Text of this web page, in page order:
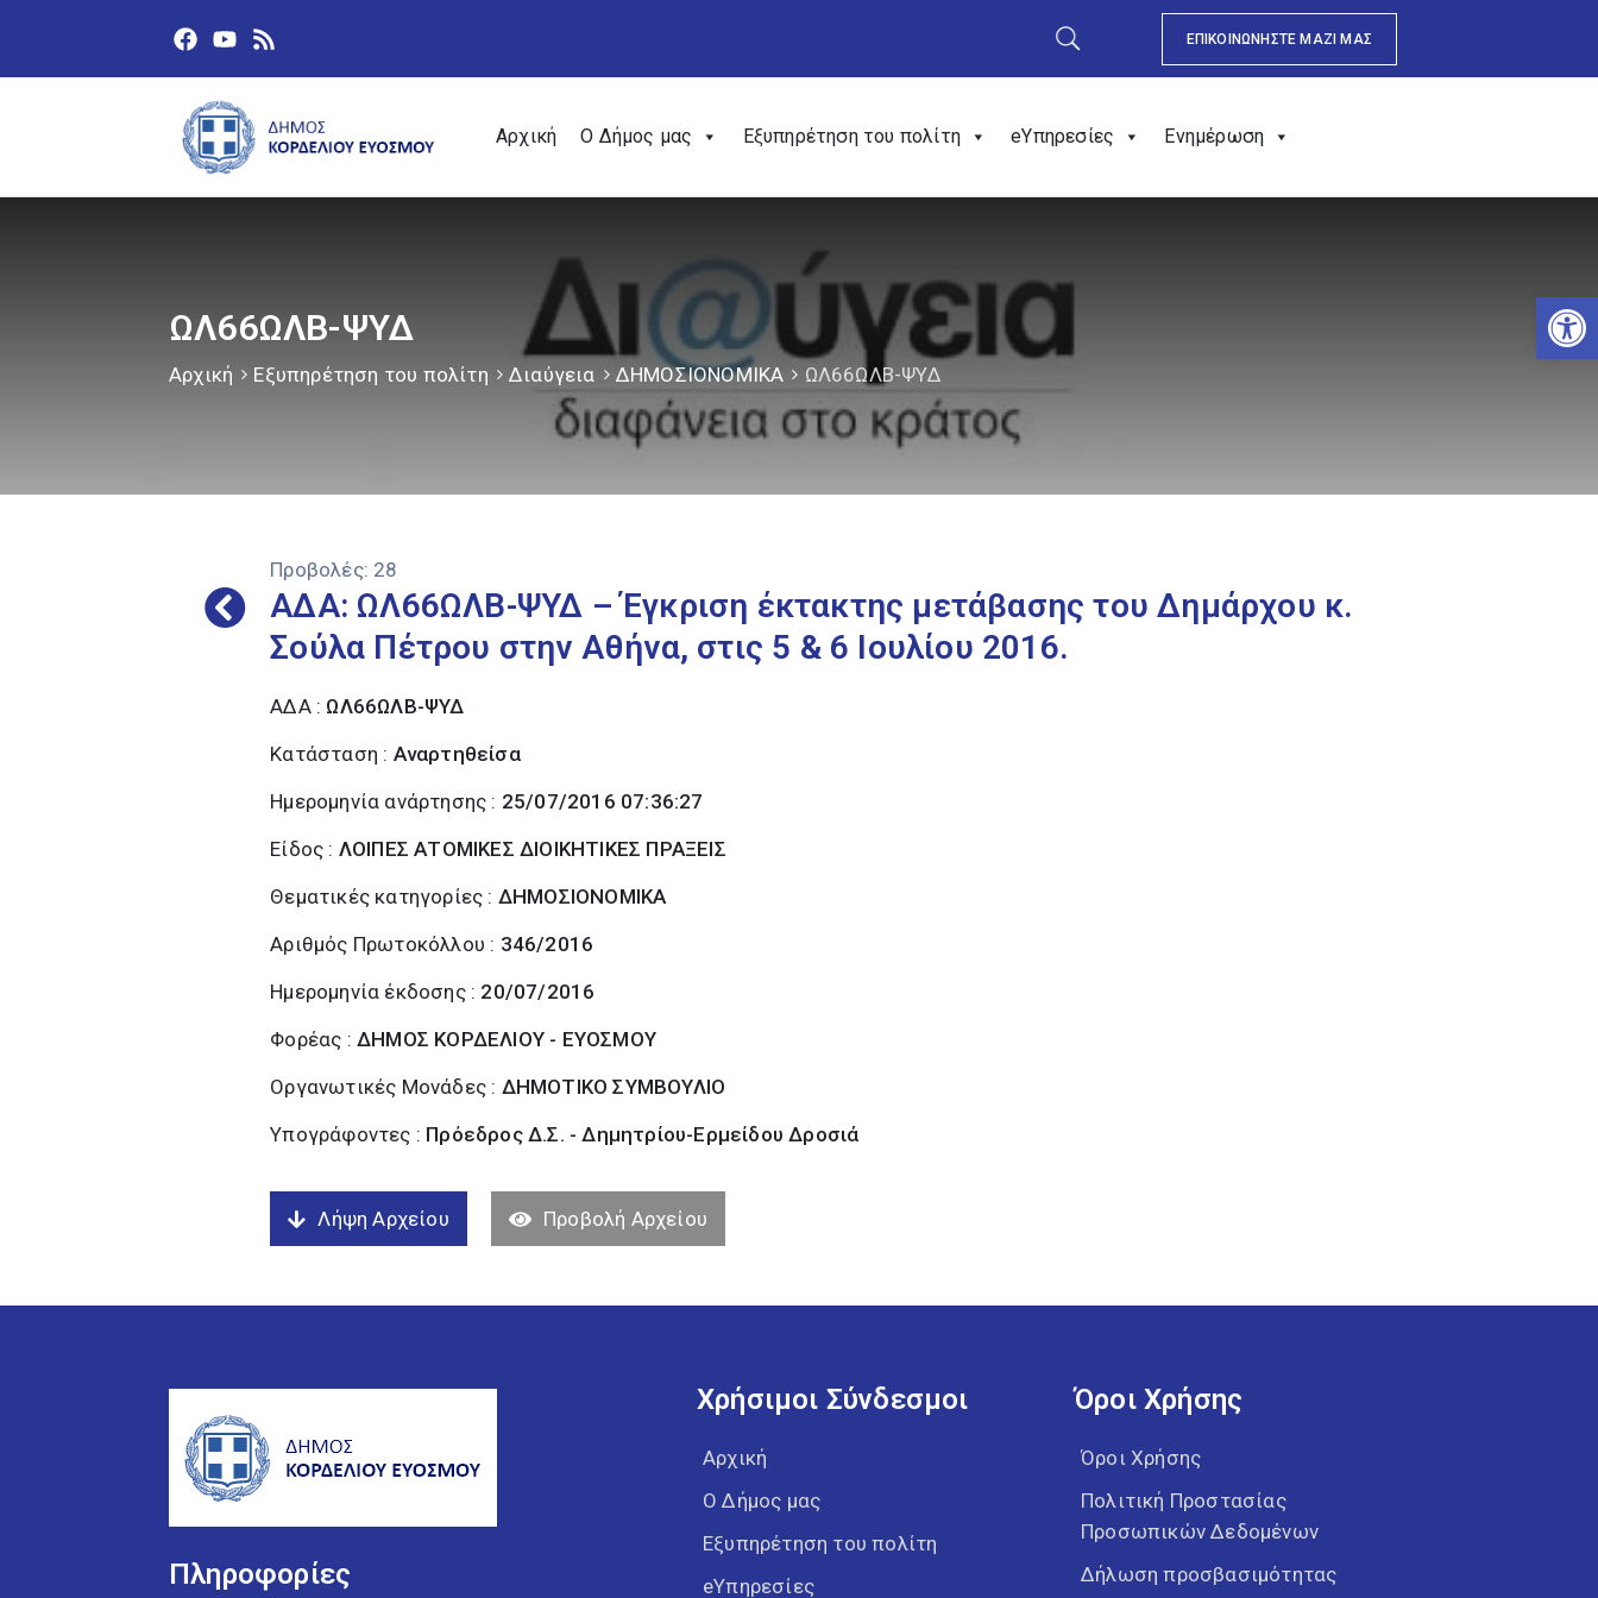
ΕΠΙΚΟΙΝΩΝΗΣΤΕ ΜΑΖΙ ΜΑΣ
Αρχική Ο Δήμος μας Εξυπηρέτηση του πολίτη eΥπηρεσίες Ενημέρωση
ΩΛ66ΩΛΒ-ΨΥΔ
Αρχική Εξυπηρέτηση του πολίτη Διαύγεια ΔΗΜΟΣΙΟΝΟΜΙΚΑ ΩΛ66ΩΛΒ-ΨΥΔ
Προβολές: 28
ΑΔΑ: ΩΛ66ΩΛΒ-ΨΥΔ – Έγκριση έκτακτης μετάβασης του Δημάρχου κ.
Σούλα Πέτρου στην Αθήνα, στις 5 & 6 Ιουλίου 2016.
ΑΔΑ : ΩΛ66ΩΛΒ-ΨΥΔ
Κατάσταση : Αναρτηθείσα
Ημερομηνία ανάρτησης : 25/07/2016 07:36:27
Είδος : ΛΟΙΠΕΣ ΑΤΟΜΙΚΕΣ ΔΙΟΙΚΗΤΙΚΕΣ ΠΡΑΞΕΙΣ
Θεματικές κατηγορίες : ΔΗΜΟΣΙΟΝΟΜΙΚΑ
Αριθμός Πρωτοκόλλου : 346/2016
Ημερομηνία έκδοσης : 20/07/2016
Φορέας :ΔΗΜΟΣ ΚΟΡΔΕΛΙΟΥ - ΕΥΟΣΜΟΥ
Οργανωτικές Μονάδες : ΔΗΜΟΤΙΚΟ ΣΥΜΒΟΥΛΙΟ
Υπογράφοντες : Πρόεδρος Δ.Σ. - Δημητρίου-Ερμείδου Δροσιά
Λήψη Αρχείου Προβολή Αρχείου
Πληροφορίες
Χρήσιμοι Σύνδεσμοι
Αρχική
Ο Δήμος μας
Εξυπηρέτηση του πολίτη
eΥπηρεσίες
Όροι Χρήσης
Όροι Χρήσης
Πολιτική Προστασίας
Προσωπικών Δεδομένων
Δήλωση προσβασιμότητας